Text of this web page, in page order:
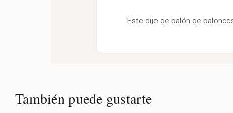
Este dije de balón de
También puede gustarte